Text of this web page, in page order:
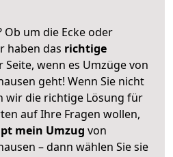
Ob um die Ecke oder
haben das richtige
Seite, wenn es Umzüge von
geht! Wenn Sie nicht
wir die richtige Lösung für
auf Ihre Fragen wollen,
mein Umzug von
– dann wählen Sie sie